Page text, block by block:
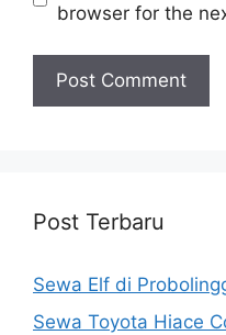
browser for the
Post Terbaru
Sewa Elf di
Sewa Toyota Hiace